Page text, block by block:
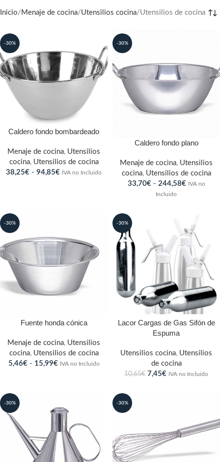
Inicio Menaje de cocina Utensilios cocina Utensilios de cocina
-30%
Caldero fondo bombardeado
Menaje de cocina, Utensilios
cocina, Utensilios de cocina
38,25€ - 94,85€ IVA no Incluido
-30%
Caldero fondo plano
Menaje de cocina, Utensilios
cocina, Utensilios de cocina
33,70€ - 244,58€ IVA no
Incluido
-30%
Fuente honda cónica
Menaje de cocina, Utensilios
cocina, Utensilios de cocina
5,46€ - 15,99€ IVA no Incluido
-30%
Lacor Cargas de Gas Sifón de
Espuma
Utensilios cocina, Utensilios
de cocina
10,65€ 7,45€ IVA no Incluido
-30% -30%